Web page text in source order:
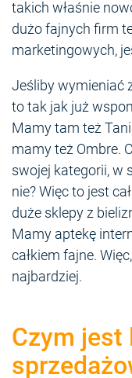
takich właśnie
dużo fajnych firm
marketingowych,
Jeśliby wymieniać
to tak jak już
Mamy tam też
mamy też Ombre.
swojej kategorii, w
nie? Więc to jest
duże sklepy z
Mamy aptekę
całkiem fajne.
najbardziej.
Czym jest